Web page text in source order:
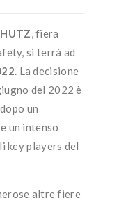
, fiera
si terrà ad
. La decisione
del 2022 è
dopo un
un intenso
key players del
altre fiere